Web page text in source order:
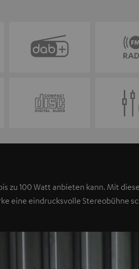
zu 100 Watt anbieten kann. Mit
eine eindrucksvolle Stereobühne